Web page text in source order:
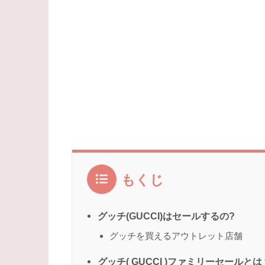
もくじ
グッチ(GUCCI)はセールするの?
グッチを買えるアウトレット店舗
グッチ( GUCCI )ファミリーセールとは